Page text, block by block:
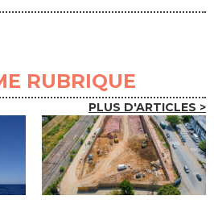
RUBRIQUE
PLUS D'ARTICLES >